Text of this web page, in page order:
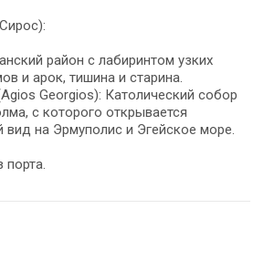
район с лабиринтом узких
и арок, тишина и старина.
Georgios): Католический собор
с которого открывается
вид на Эрмуполис и Эгейское море.